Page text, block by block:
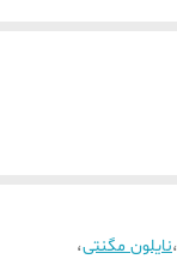
،نایلون مگنتی،